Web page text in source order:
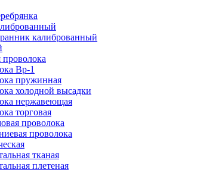
калиброванный
проволока
Вр-1
пружинная
холодной высадки
нержавеющая
торговая
проволока
проволока
тканая
плетеная